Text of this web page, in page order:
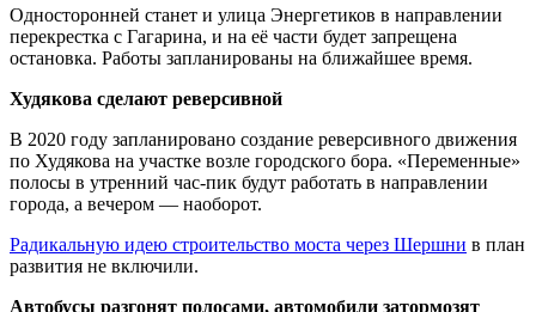
Односторонней станет и улица Энергетиков в направлении
перекрестка с Гагарина, и на её части будет запрещена
остановка. Работы запланированы на ближайшее время.
Худякова сделают реверсивной
В 2020 году запланировано создание реверсивного движения
по Худякова на участке возле городского бора. «Переменные»
полосы в утренний час-пик будут работать в направлении
города, а вечером — наоборот.
Радикальную идею строительство моста через Шершни в план
развития не включили.
Автобусы разгонят полосами, автомобили затормозят